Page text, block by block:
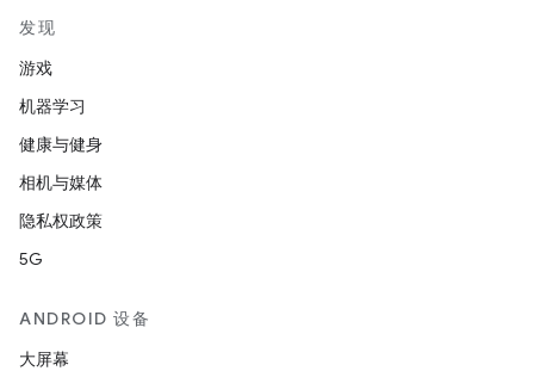
发现
游戏
机器学习
健康与健身
相机与媒体
隐私权政策
5G
ANDROID 设备
大屏幕